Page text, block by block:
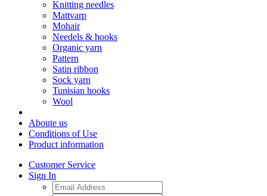
Knitting needles
Mattvarp
Mohair
Needels & hooks
Organic yarn
Pattern
Satin ribbon
Sock yarn
Tunisian hooks
Wool
Aboute us
Conditions of Use
Product information
Customer Service
Sign In